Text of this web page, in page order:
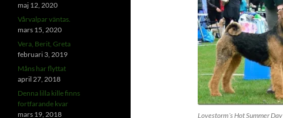
Lovestorm´s Hot Summer Day
maj 12, 2020
Vårvalpar väntas.
mars 15, 2020
Vera, Berit, Greta
februari 3, 2019
Måns har flyttat
april 27, 2018
Denna lilla kille finns
fortfarande kvar
mars 19, 2018